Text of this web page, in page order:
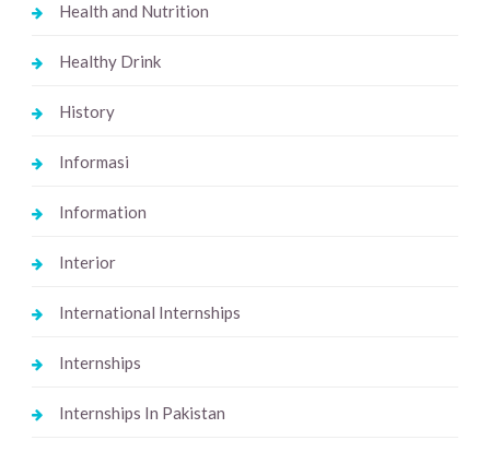
Health and Nutrition
Healthy Drink
History
Informasi
Information
Interior
International Internships
Internships
Internships In Pakistan